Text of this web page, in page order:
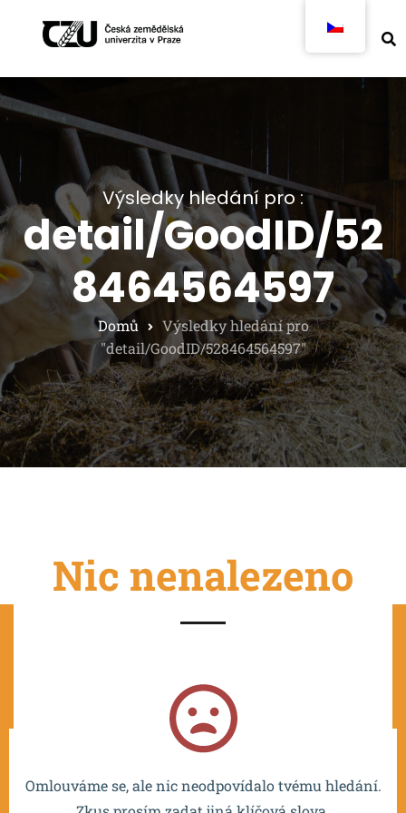
Výsledky hledání pro :
detail/GoodID/52
8464564597
Domů
Výsledky hledání pro
"detail/GoodID/528464564597"
Nic nenalezeno
Omlouváme se, ale nic neodpovídalo tvému hledání.